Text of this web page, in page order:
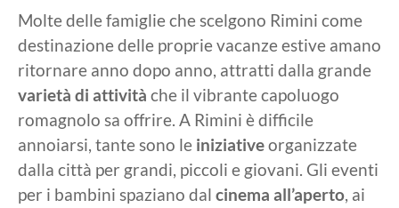
Molte delle famiglie che scelgono Rimini come
destinazione delle proprie vacanze estive amano
ritornare anno dopo anno, attratti dalla grande
varietà di attività che il vibrante capoluogo
romagnolo sa offrire. A Rimini è difficile
annoiarsi, tante sono le iniziativeorganizzate
dalla città per grandi, piccoli e giovani. Gli eventi
per i bambini spaziano dal cinema all’aperto, ai